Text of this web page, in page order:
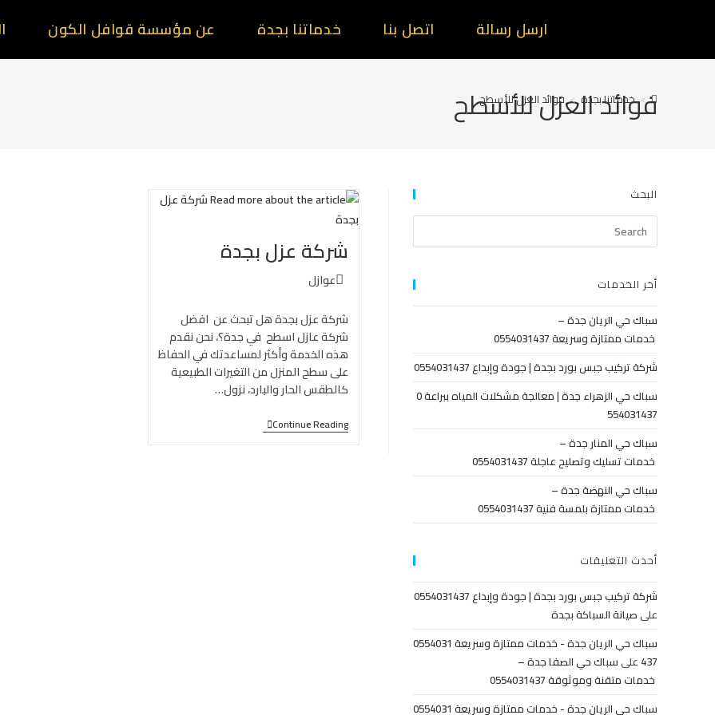
عن مؤسسة قوافل الكون خدماتنا بجدة اتصل بنا ارسل رسالة
فوائد العزل للأسطح
> خدماتنا بجدة > فوائد العزل للأسطح
شركة عزل بجدة
عوازل
شركة عزل بجدة هل تبحث عن افضل
شركة عازل اسطح في جدة؟، نحن نقدم
هذه الخدمة وأكثر لمساعدتك في الحفاظ
على سطح المنزل من التغيرات الطبيعية
كالطقس الحار والبارد، نزول…
Continue Reading
البحث
أخر الخدمات
سباك حي الريان جدة –
خدمات ممتازة وسريعة 0554031437
شركة تركيب جبس بورد بجدة | جودة وإبداع 0554031437
سباك حي الزهراء جدة | معالجة مشكلات المياه ببراعة 0
554031437
سباك حي المنار جدة –
خدمات تسليك وتصليح عاجلة 0554031437
سباك حي النهضة جدة –
خدمات ممتازة بلمسة فنية 0554031437
أحدث التعليقات
شركة تركيب جبس بورد بجدة | جودة وإبداع 0554031437
علىصيانة السباكة بجدة
سباك حي الريان جدة - خدمات ممتازة وسريعة 0554031
437 علىسباك حي الصفا جدة –
خدمات متقنة وموثوقة 0554031437
سباك حي الريان جدة - خدمات ممتازة وسريعة 0554031